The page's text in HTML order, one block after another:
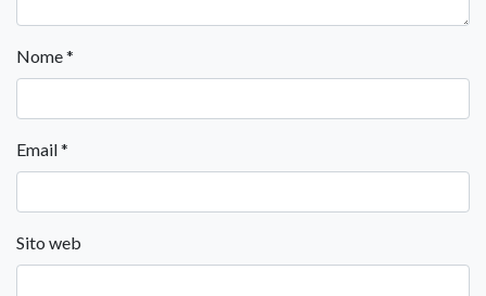
Nome*
Email*
Sito web